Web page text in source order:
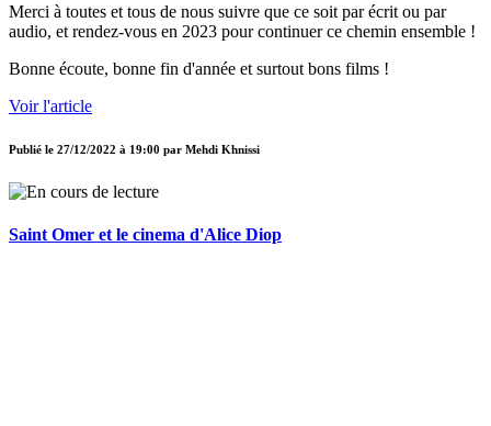
Merci à toutes et tous de nous suivre que ce soit par écrit ou par
audio, et rendez-vous en 2023 pour continuer ce chemin ensemble !
Bonne écoute, bonne fin d'année et surtout bons films !
Voir l'article
Publié le 27/12/2022 à 19:00 par Mehdi Khnissi
Saint Omer et le cinema d'Alice Diop